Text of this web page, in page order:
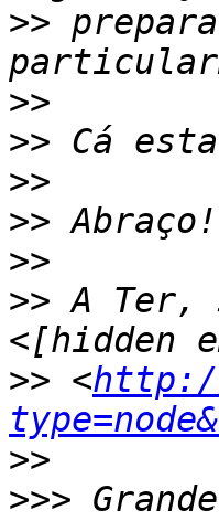
>>
>>
>>
>>
>>
>>
>> A Ter,
>> <
>>
>>>